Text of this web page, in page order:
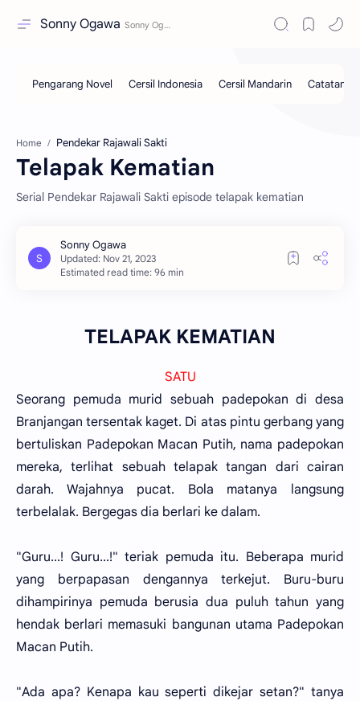
Sonny Ogawa
Home Pendekar Rajawali Sakti
Telapak Kematian
Serial Pendekar Rajawali Sakti episode telapak kematian
Estimated read time: 96 min
TELAPAK KEMATIAN
SATU
Seorang pemuda murid sebuah padepokan di desa
Branjangan tersentak kaget. Di atas pintu gerbang yang
bertuliskan Padepokan Macan Putih, nama padepokan
mereka, terlihat sebuah telapak tangan dari cairan
darah. Wajahnya pucat. Bola matanya langsung
terbelalak. Bergegas dia berlari ke dalam.
"Guru...! Guru...!" teriak pemuda itu. Beberapa murid
yang berpapasan dengannya terkejut. Buru-buru
dihampirinya pemuda berusia dua puluh tahun yang
hendak berlari memasuki bangunan utama Padepokan
Macan Putih.
"Ada apa? Kenapa kau seperti dikejar setan?" tanya